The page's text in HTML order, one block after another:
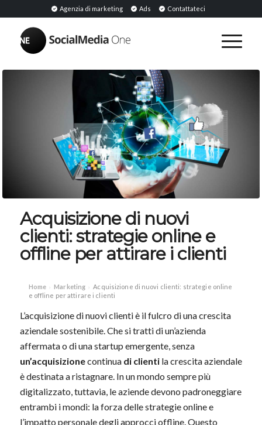
Agenzia di marketing Ads Contattateci
Acquisizione di nuovi
clienti: strategie online e
offline per attirare i clienti
Home › Marketing › Acquisizione di nuovi clienti: strategie online
e offline per attirare i clienti
L’acquisizione di nuovi clienti è il fulcro di una crescita
aziendale sostenibile. Che si tratti di un’azienda
affermata o di una startup emergente, senza
un’acquisizionecontinua di clientila crescita aziendale
è destinata a ristagnare. In un mondo sempre più
digitalizzato, tuttavia, le aziende devono padroneggiare
entrambi i mondi: la forza delle strategie online e
l’impatto personale degli approcci offline. Questo